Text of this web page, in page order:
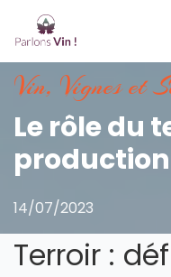
Vin, Vignes et
Le rôle du
14/07/2023
Terroir :